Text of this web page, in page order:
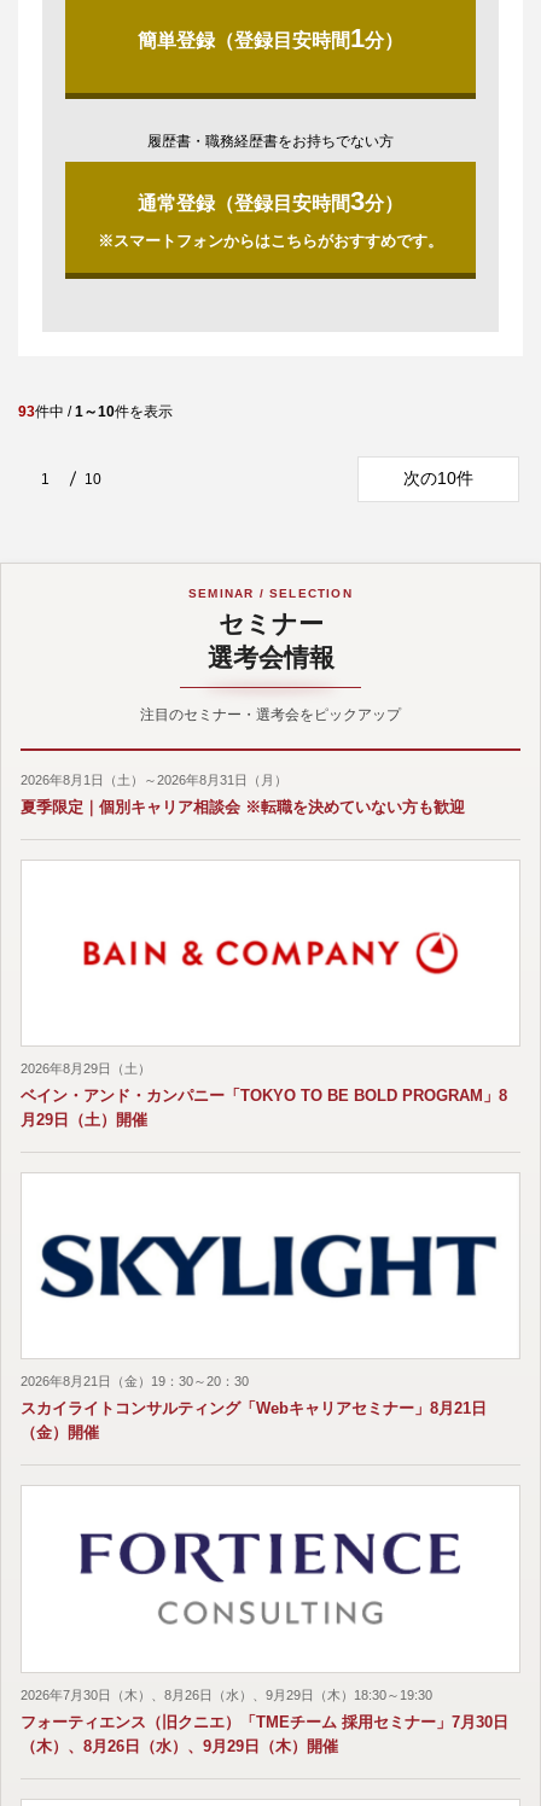
簡単登録（登録目安時間1分）
履歴書・職務経歴書をお持ちでない方
通常登録（登録目安時間3分）
※スマートフォンからはこちらがおすすめです。
93件中 /1～10件を表示
1 10 次の10件
SEMINAR / SELECTION
セミナー
選考会情報
注目のセミナー・選考会をピックアップ
2026年8月1日（土）～2026年8月31日（月）
夏季限定｜個別キャリア相談会 ※転職を決めていない方も歓迎
2026年8月29日（土）
ベイン・アンド・カンパニー「TOKYO TO BE BOLD PROGRAM」8
月29日（土）開催
2026年8月21日（金）19：30～20：30
スカイライトコンサルティング「Webキャリアセミナー」8月21日
（金）開催
2026年7月30日（木）、8月26日（水）、9月29日（木）18:30～19:30
フォーティエンス（旧クニエ）「TMEチーム 採用セミナー」7月30日
（木）、8月26日（水）、9月29日（木）開催